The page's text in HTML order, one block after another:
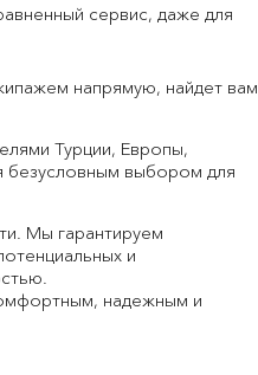
сервис, даже для
напрямую, найдет вам
Турции, Европы,
безусловным выбором для
Мы гарантируем
и
надежным и